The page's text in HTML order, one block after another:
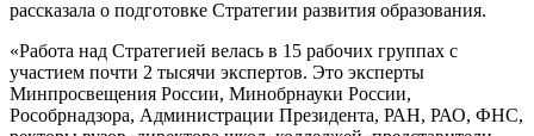
рассказала о подготовке Стратегии развития образования.
«Работа над Стратегией велась в 15 рабочих группах с
участием почти 2 тысячи экспертов. Это эксперты
Минпросвещения России, Минобрнауки России,
Рособрнадзора, Администрации Президента, РАН, РАО, ФНС,